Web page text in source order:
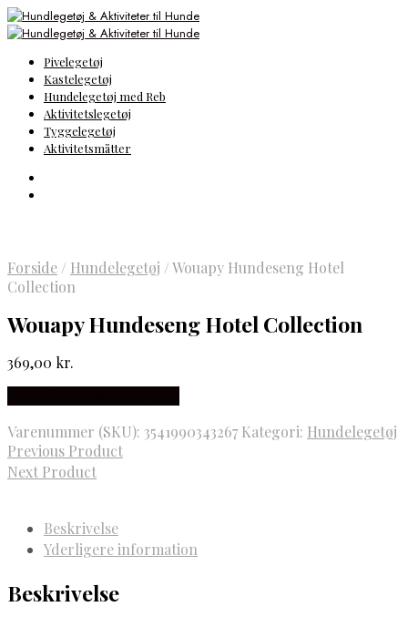
Pivelegetøj
Kastelegetøj
Hundelegetøj med Reb
Aktivitetslegetøj
Tyggelegetøj
Aktivitetsmåtter
Forside / Hundelegetøj /Wouapy Hundeseng Hotel
Collection
Wouapy Hundeseng Hotel Collection
369,00 kr.
Varenummer (SKU): 3541990343267 Kategori: Hundelegetøj
Previous Product
Next Product
Beskrivelse
Yderligere information
Beskrivelse